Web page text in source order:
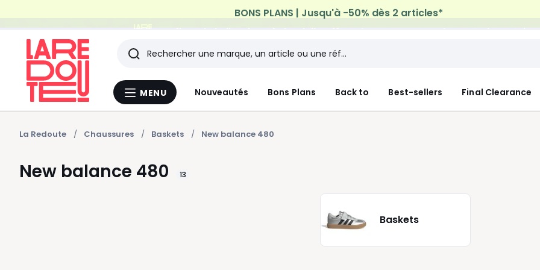
Profitez de la livraison à domicile offerte*sur tous vos achats Mode & Maison
Menu
MENU Nouveautés Bons Plans Back to Best-sellers Final Clearance
Rechercher
Les
derniers
articles
consultés
La Redoute Chaussures Baskets New balance 480
New balance 480 13
Baskets